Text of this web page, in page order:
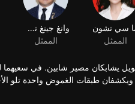
مصير شابين. في سعيهما
طبقات الغموض واحدة تلو